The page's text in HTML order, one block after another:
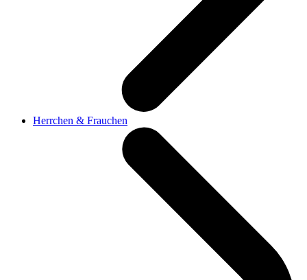
Herrchen & Frauchen